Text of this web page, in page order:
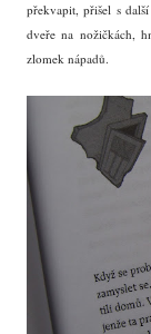
překvapit, přišel s
dveře na nožičkách,
zlomek nápadů.